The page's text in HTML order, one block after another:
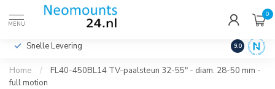
MENU
0
Incl. btw
Snelle Levering Hoge
9.0
Home /
FL40-450BL14 TV-paalsteun 32-55" - diam. 28-50 mm -
full motion